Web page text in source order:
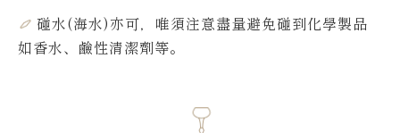
碰水(海水)亦可，唯須注意盡量避免碰到化學製品
如香水、鹼性清潔劑等。